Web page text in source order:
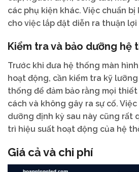
các phụ kiện khác. Việc chuẩn
cho việc lắp đặt diễn ra thuận
Kiểm tra và bảo dưỡng hệ
Trước khi đưa hệ thống màn
hoạt động, cần kiểm tra kỹ
thống để đảm bảo rằng mọi
cách và không gây ra sự cố.
dưỡng định kỳ sau này cũng rất
trì hiệu suất hoạt động của hệ
Giá cả và chi phí